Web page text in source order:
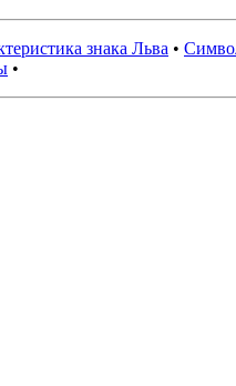
знака Льва •
•